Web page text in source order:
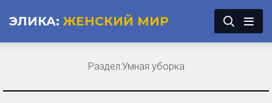
ЭЛИКА: ЖЕНСКИЙ МИР
Раздел:Умная уборка